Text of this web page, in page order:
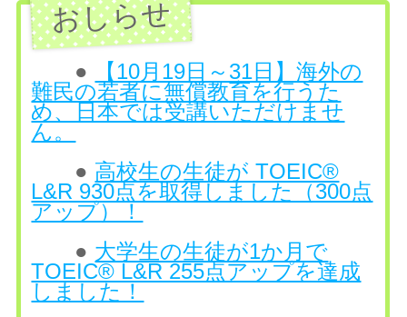
●
【10月19日～31日】海外の
難民の若者に無償教育を行うた
め、日本では受講いただけませ
ん。
● 高校生の生徒が TOEIC®
L&R 930点を取得しました（300点
アップ）！
● 大学生の生徒が1か月で
TOEIC® L&R 255点アップを達成
しました！